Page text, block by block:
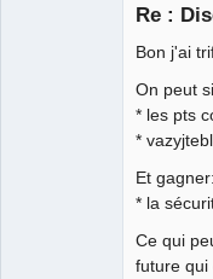
Re :
Bon j'ai
On peut
* les pts
*
Et gagner:
* la
Ce qui
future qui